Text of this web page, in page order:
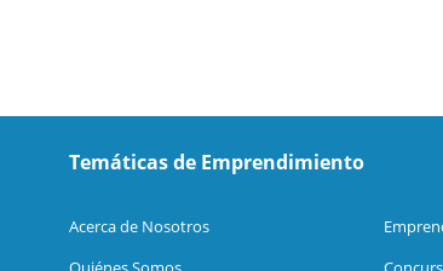
Temáticas de Emprendimiento
Acerca de Nosotros